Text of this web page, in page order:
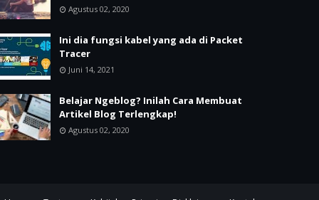
Agustus 02, 2020
Ini dia fungsi kabel yang ada di Packet
Tracer
Juni 14, 2021
Belajar Ngeblog? Inilah Cara Membuat
Artikel Blog Terlengkap!
Agustus 02, 2020